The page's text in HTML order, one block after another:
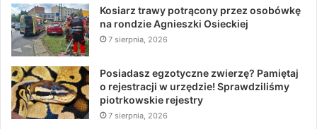
Kosiarz trawy potrącony przez osobówkę
na rondzie Agnieszki Osieckiej
7 sierpnia, 2026
Posiadasz egzotyczne zwierzę? Pamiętaj
o rejestracji w urzędzie! Sprawdziliśmy
piotrkowskie rejestry
7 sierpnia, 2026